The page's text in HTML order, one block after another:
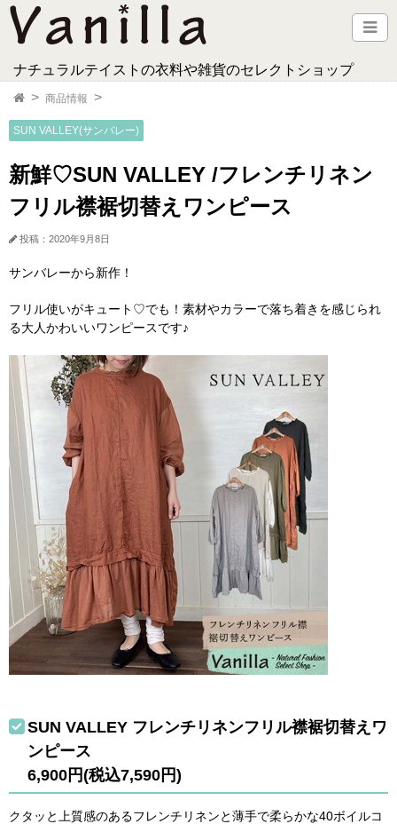
ナチュラルテイストの衣料や雑貨のセレクトショップ
商品情報
SUN VALLEY(サンバレー)
新鮮♡SUN VALLEY /フレンチリネン
フリル襟裾切替えワンピース
投稿：2020年9月8日
サンバレーから新作！
フリル使いがキュート♡でも！素材やカラーで落ち着きを感じられ
る大人かわいいワンピースです♪
SUN VALLEY フレンチリネンフリル襟裾切替えワ
ンピース
6,900円(税込7,590円)
クタッと上質感のあるフレンチリネンと薄手で柔らかな40ボイルコ